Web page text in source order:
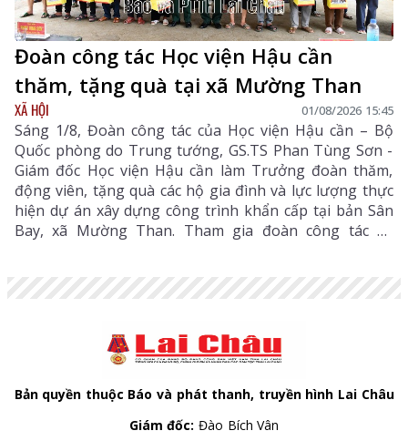
Đoàn công tác Học viện Hậu cần
thăm, tặng quà tại xã Mường Than
XÃ HỘI 01/08/2026 15:45
Sáng 1/8, Đoàn công tác của Học viện Hậu cần – Bộ
Quốc phòng do Trung tướng, GS.TS Phan Tùng Sơn -
Giám đốc Học viện Hậu cần làm Trưởng đoàn thăm,
động viên, tặng quà các hộ gia đình và lực lượng thực
hiện dự án xây dựng công trình khẩn cấp tại bản Sân
Bay, xã Mường Than. Tham gia đoàn công tác có
Bản quyền thuộc Báo và phát thanh, truyền hình Lai Châu
Giám đốc: Đào Bích Vân